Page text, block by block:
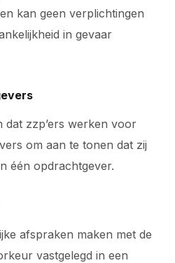
kan geen verplichtingen
in gevaar
dat zzp’ers werken voor
om aan te tonen dat zij
één opdrachtgever.
afspraken maken met de
vastgelegd in een